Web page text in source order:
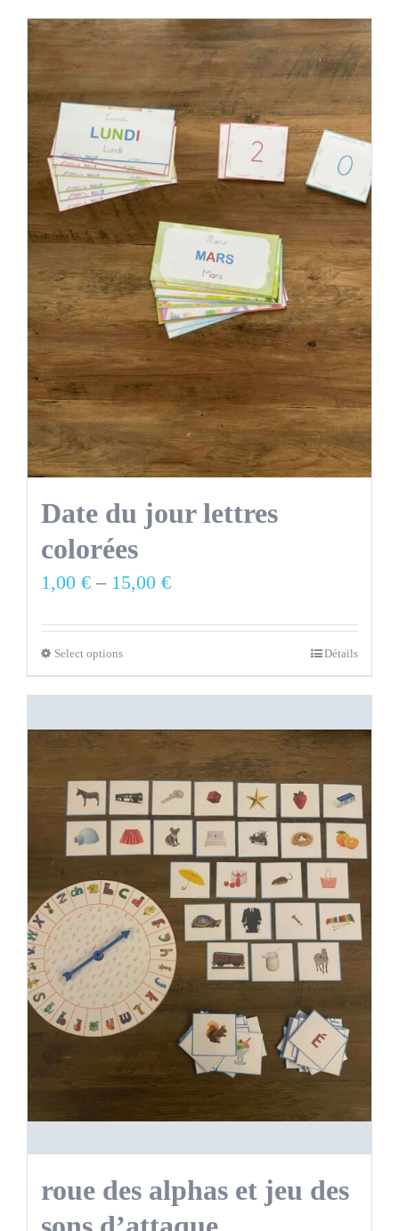
Date du jour lettres
colorées
1,00 €– 15,00 €
Select options Détails
roue des alphas et jeu des